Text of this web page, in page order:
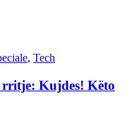
, Tech
rritje: Kujdes! Këto